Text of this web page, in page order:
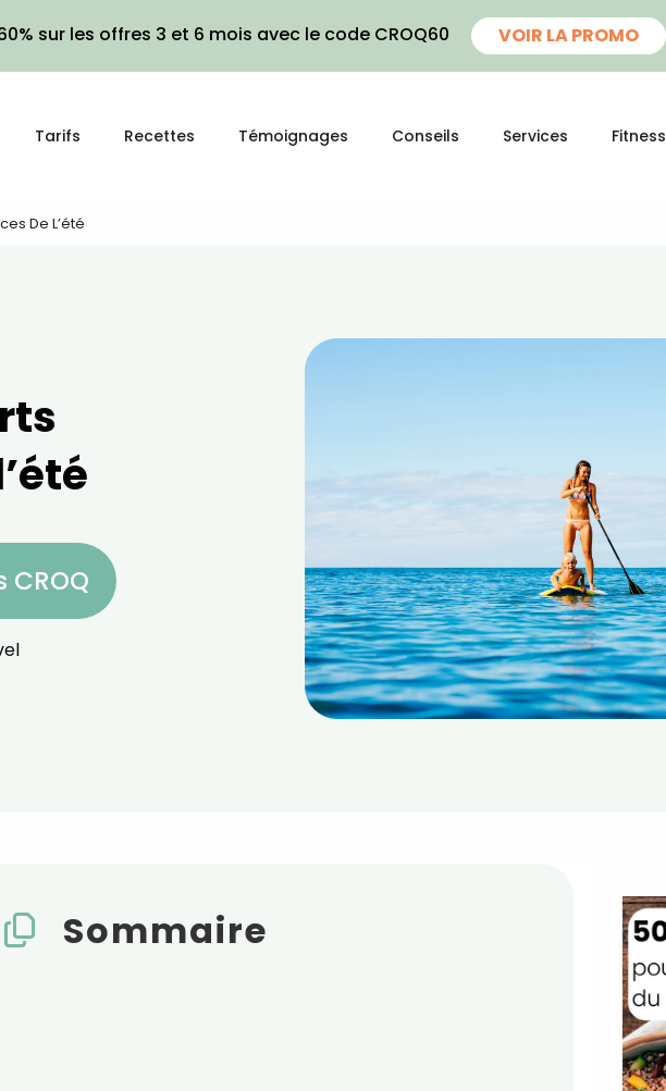
sur les offres 3 et 6 mois avec le code CROQ60 VOIR LA PROMO
Tarifs Recettes Témoignages Conseils Services Fitness
De L’été
CROQ
Sommaire